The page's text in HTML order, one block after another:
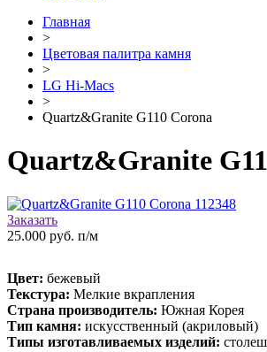
Главная
>
Цветовая палитра камня
>
LG Hi-Macs
>
Quartz&Granite G110 Corona
Quartz&Granite
Заказать
25.000 руб. п/м
Цвет: бежевый
Текстура: Мелкие вкрапления
Страна производитель: Южная Корея
Тип камня: искусственный (акриловый)
Типы изготавливаемых изделий: